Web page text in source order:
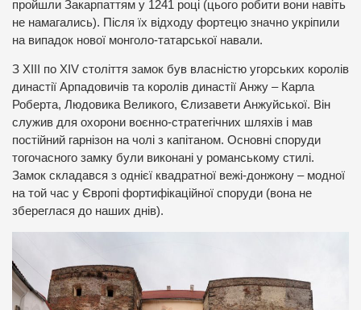
пройшли Закарпаттям у 1241 році (цього робити вони навіть
не намагались). Після їх відходу фортецю значно укріпили
на випадок нової монголо-татарської навали.
З ХІІІ по ХІV століття замок був власністю угорських королів
династії Арпадовичів та королів династії Анжу – Карла
Роберта, Людовика Великого, Єлизавети Анжуйської. Він
служив для охорони воєнно-стратегічних шляхів і мав
постійний гарнізон на чолі з капітаном. Основні споруди
тогочасного замку були виконані у романському стилі.
Замок складався з однієї квадратної вежі-донжону – модної
на той час у Європі фортифікаційної споруди (вона не
збереглася до наших днів).